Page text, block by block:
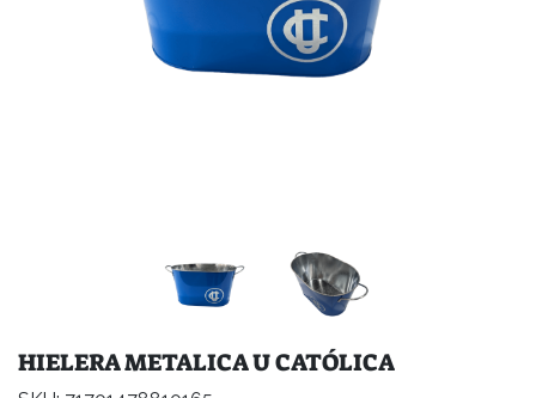
HIELERA METALICA U CATÓLICA